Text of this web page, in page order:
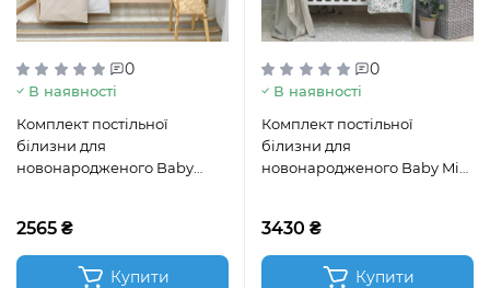
0
В наявності
Комплект постільної
білизни для
новонародженого Baby
2565 ₴
Купити
0
В наявності
Комплект постільної
білизни для
новонародженого Baby Mix
3430 ₴
Купити